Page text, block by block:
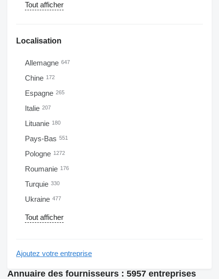
Tout afficher
Localisation
Allemagne 647
Chine 172
Espagne 265
Italie 207
Lituanie 180
Pays-Bas 551
Pologne 1272
Roumanie 176
Turquie 330
Ukraine 477
Tout afficher
Ajoutez votre entreprise
Annuaire des fournisseurs : 5957 entreprises